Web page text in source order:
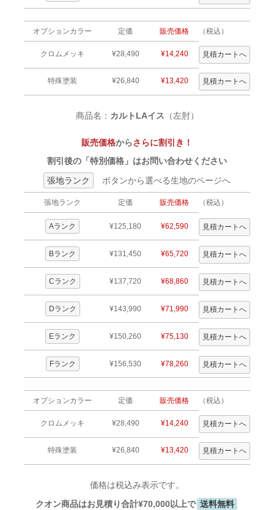
オプションカラー 定価 販売価格 （税込）
クロムメッキ ¥28,490 ¥14,240
特殊塗装 ¥26,840 ¥13,420
商品名： カルトLAイス （左肘）
販売価格からさらに割引き！
割引後の「特別価格」はお問い合わせください
張地ランク
ボタンから選べる生地のページへ
張地ランク 定価 販売価格 （税込）
Aランク ¥125,180 ¥62,590
Bランク ¥131,450 ¥65,720
Cランク ¥137,720 ¥68,860
Dランク ¥143,990 ¥71,990
Eランク ¥150,260 ¥75,130
Fランク ¥156,530 ¥78,260
オプションカラー 定価 販売価格 （税込）
クロムメッキ ¥28,490 ¥14,240
特殊塗装 ¥26,840 ¥13,420
価格は税込み表示です。
クオン商品はお見積り合計¥70,000以上で 送料無料